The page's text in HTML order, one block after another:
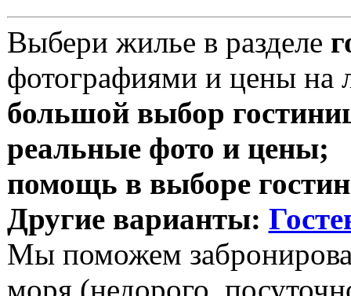
Выбери жилье в разделе
фотографиями и цены на
большой выбор
реальные фото и цены;
помощь в выборе
Другие варианты:
Мы поможем
моря (недорого,